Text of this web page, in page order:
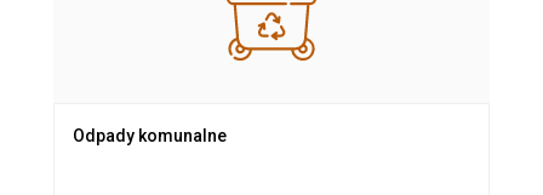
Odpady komunalne